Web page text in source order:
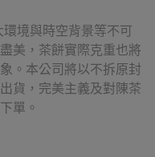
境與時空背景等不可
美，茶餅實際克重也將
。本公司將以不拆原封
貨，完美主義及對陳茶
單。